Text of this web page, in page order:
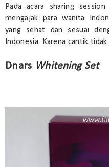
Pada acara sharing
mengajak para wanita
yang sehat dan sesuai
Indonesia. Karena cantik
Dnars Whitening Set